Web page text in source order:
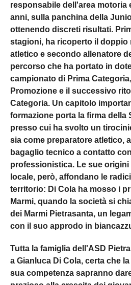
responsabile dell'area motoria
anni, sulla panchina della
ottenendo discreti risultati.
stagioni, ha ricoperto il doppio
atletico e secondo allenatore
percorso che ha portato in
campionato di Prima
Promozione e il successivo
Categoria. Un capitolo
formazione porta la firma della
presso cui ha svolto un
sia come preparatore atletico,
bagaglio tecnico a contatto
professionistica. Le sue
locale, però, affondano le
territorio: Di Cola ha mosso i
Marmi, quando la società si
dei Marmi Pietrasanta, un
con il suo approdo in
Tutta la famiglia dell'ASD
a Gianluca Di Cola, certa che
sua competenza sapranno